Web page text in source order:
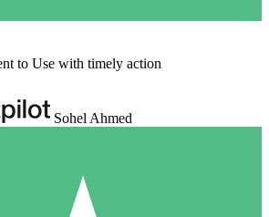
to Use with timely action
Sohel Ahmed